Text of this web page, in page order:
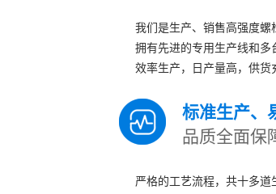
我们是生产、销售高强度螺
拥有先进的专用生产线和
效率生产，日产量高，供
标准生产、
品质全面保
严格的工艺流程，共十多